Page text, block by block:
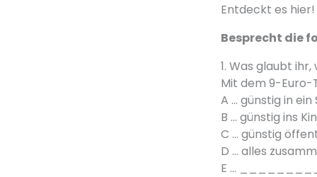
Entdeckt es hier!
Besprecht die
1. Was glaubt
Mit dem 9-
A … günstig in
B … günstig ins
C … günstig
D … alles
E …